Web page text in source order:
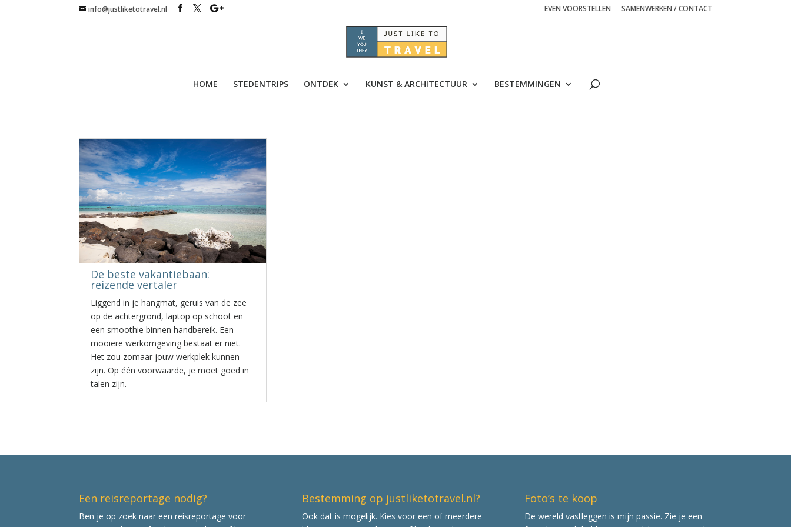
info@justliketotravel.nl EVEN VOORSTELLEN SAMENWERKEN / CONTACT
HOME STEDENTRIPS ONTDEK KUNST & ARCHITECTUUR BESTEMMINGEN
De beste vakantiebaan:
reizende vertaler
Liggend in je hangmat, geruis van de zee
op de achtergrond, laptop op schoot en
een smoothie binnen handbereik. Een
mooiere werkomgeving bestaat er niet.
Het zou zomaar jouw werkplek kunnen
zijn. Op één voorwaarde, je moet goed in
talen zijn.
Een reisreportage nodig?
Ben je op zoek naar een reisreportage voor
Bestemming op justliketotravel.nl?
Ook dat is mogelijk. Kies voor een of meerdere
Foto’s te koop
De wereld vastleggen is mijn passie. Zie je een